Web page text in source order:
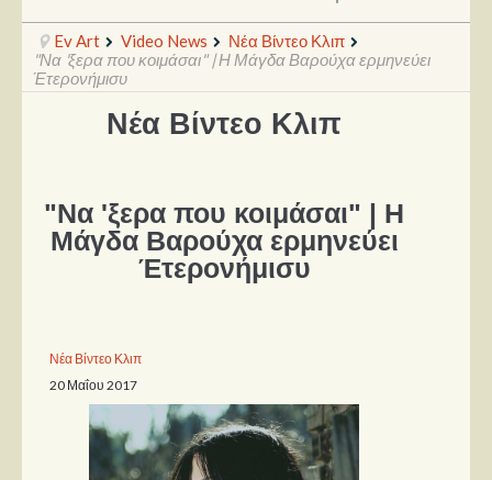
Ραπόρτο
Θέατρο
Συνεντεύξεις
Δίσκοι
Σειρές
Ταινίες
Βιβλία
Ev Art Video News
Νέα Βίντεο Κλιπ
"Να 'ξερα που κοιμάσαι" | Η Μάγδα Βαρούχα ερμηνεύει
Έτερονήμισυ
Νέα Βίντεο Κλιπ
"Να 'ξερα που κοιμάσαι" | Η
Μάγδα Βαρούχα ερμηνεύει
Έτερονήμισυ
Νέα Βίντεο Κλιπ
20 Μαΐου 2017